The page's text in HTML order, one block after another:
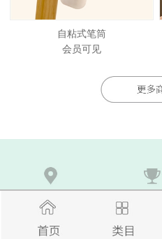
自粘式笔筒
会员可见